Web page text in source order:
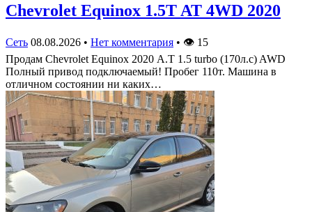
Chevrolet Equinox 1.5T AT 4WD 2020
Сеть 08.08.2026 • Нет комментария • 👁 15
Продам Chevrolet Equinox 2020 А.Т 1.5 turbo (170л.с) AWD
Полный привод подключаемый! Пробег 110т. Машина в
отличном состоянии ни каких…